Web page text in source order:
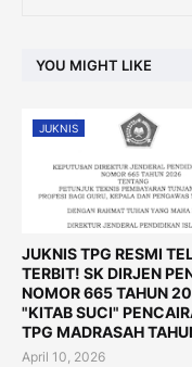
YOU MIGHT LIKE
JUKNIS
JUKNIS TPG RESMI
TERBIT! SK DIRJEN
NOMOR 665 TAHUN
"KITAB SUCI"
TPG MADRASAH
April 10, 2026